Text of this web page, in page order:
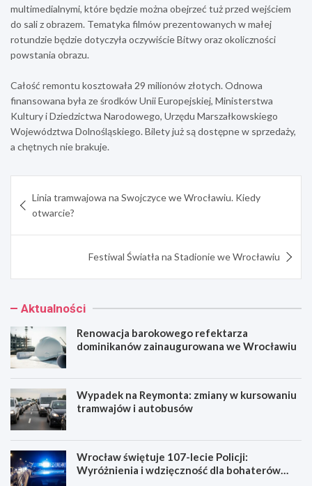
multimedialnymi, które będzie można obejrzeć tuż przed wejściem
do sali z obrazem. Tematyka filmów prezentowanych w małej
rotundzie będzie dotyczyła oczywiście Bitwy oraz okoliczności
powstania obrazu.
Całość remontu kosztowała 29 milionów złotych. Odnowa
finansowana była ze środków Unii Europejskiej, Ministerstwa
Kultury i Dziedzictwa Narodowego, Urzędu Marszałkowskiego
Województwa Dolnośląskiego. Bilety już są dostępne w sprzedaży,
a chętnych nie brakuje.
wpisu
Linia tramwajowa na Swojczyce we Wrocławiu. Kiedy
otwarcie?
Festiwal Światła na Stadionie we Wrocławiu
Aktualności
Renowacja barokowego refektarza
dominikanów zainaugurowana we Wrocławiu
Wypadek na Reymonta: zmiany w kursowaniu
tramwajów i autobusów
Wrocław świętuje 107-lecie Policji:
Wyróżnienia i wdzięczność dla bohaterów